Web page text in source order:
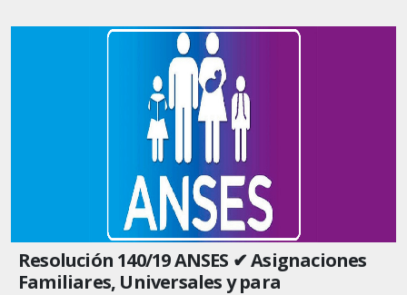
Resolución 140/19 ANSES ✔ Asignaciones
Familiares, Universales y para